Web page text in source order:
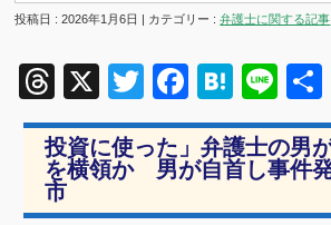
投稿日 : 2026年1月6日 | カテゴリー :弁護士に関する記事
Threads
X TwitterFacebook
Hatena
Line
投資に使った」弁護士の男
を横領か 男が自首し事件
市